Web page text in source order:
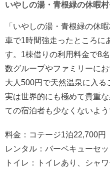
いやしの湯・青根緑の休暇村
「いやしの湯・青根緑の休
車で1時間強走ったところに
す。1棟借りの利用料金で8
数グループやファミリーに
大人500円で天然温泉に入
実は世界的にも極めて貴重
ての宿泊者も少なくないよう
料金：コテージ1泊22,700円
レンタル：バーベキューセ
トイレ：トイレあり、シャワ